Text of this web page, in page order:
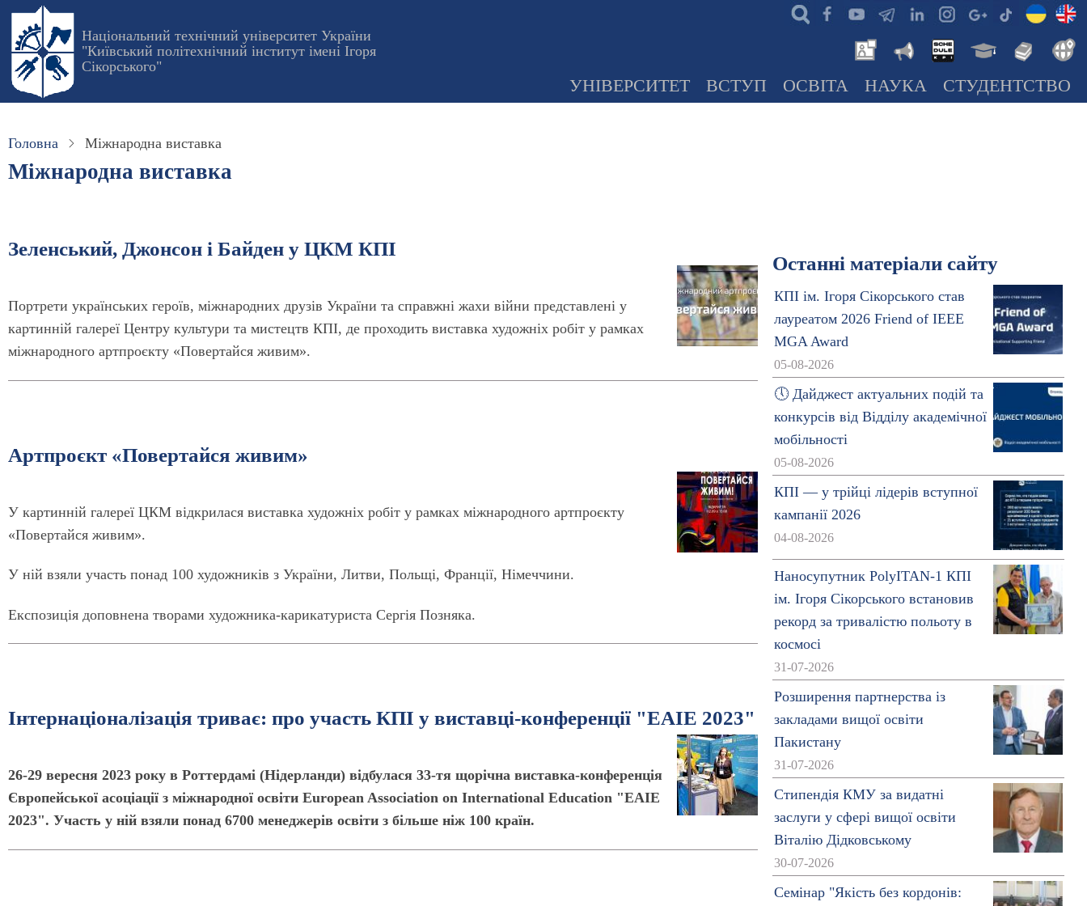
Перейти
основного
вмісту
Національний технічний університет України
"Київський політехнічний інститут імені Ігоря
Сікорського"
УНІВЕРСИТЕТ ВСТУП ОСВІТА НАУКА СТУДЕНТСТВО
Головна Міжнародна виставка
Міжнародна виставка
Зеленський, Джонсон і Байден у ЦКМ КПІ
Портрети українських героїв, міжнародних друзів України та справжні жахи війни представлені у
картинній галереї Центру культури та мистецтв КПІ, де проходить виставка художніх робіт у рамках
міжнародного артпроєкту «Повертайся живим».
Артпроєкт «Повертайся живим»
У картинній галереї ЦКМ відкрилася виставка художніх робіт у рамках міжнародного артпроєкту
«Повертайся живим».
У ній взяли участь понад 100 художників з України, Литви, Польщі, Франції, Німеччини.
Експозиція доповнена творами художника-карикатуриста Сергія Позняка.
Інтернаціоналізація триває: про участь КПІ у виставці-конференції "ЕАІЕ 2023"
26-29 вересня 2023 року в Роттердамі (Нідерланди) відбулася 33-тя щорічна виставка-конференція
Європейської асоціації з міжнародної освіти European Association on International Education "ЕАІЕ
2023". Участь у ній взяли понад 6700 менеджерів освіти з більше ніж 100 країн.
Останні матеріали сайту
КПІ ім. Ігоря Сікорського став
лауреатом 2026 Friend of IEEE
MGA Award
05-08-2026
🕔 Дайджест актуальних подій та
конкурсів від Відділу академічної
мобільності
05-08-2026
КПІ — у трійці лідерів вступної
кампанії 2026
04-08-2026
Наносупутник PolyITAN-1 КПІ
ім. Ігоря Сікорського встановив
рекорд за тривалістю польоту в
космосі
31-07-2026
Розширення партнерства із
закладами вищої освіти
Пакистану
31-07-2026
Стипендія КМУ за видатні
заслуги у сфері вищої освіти
Віталію Дідковському
30-07-2026
Семінар "Якість без кордонів: